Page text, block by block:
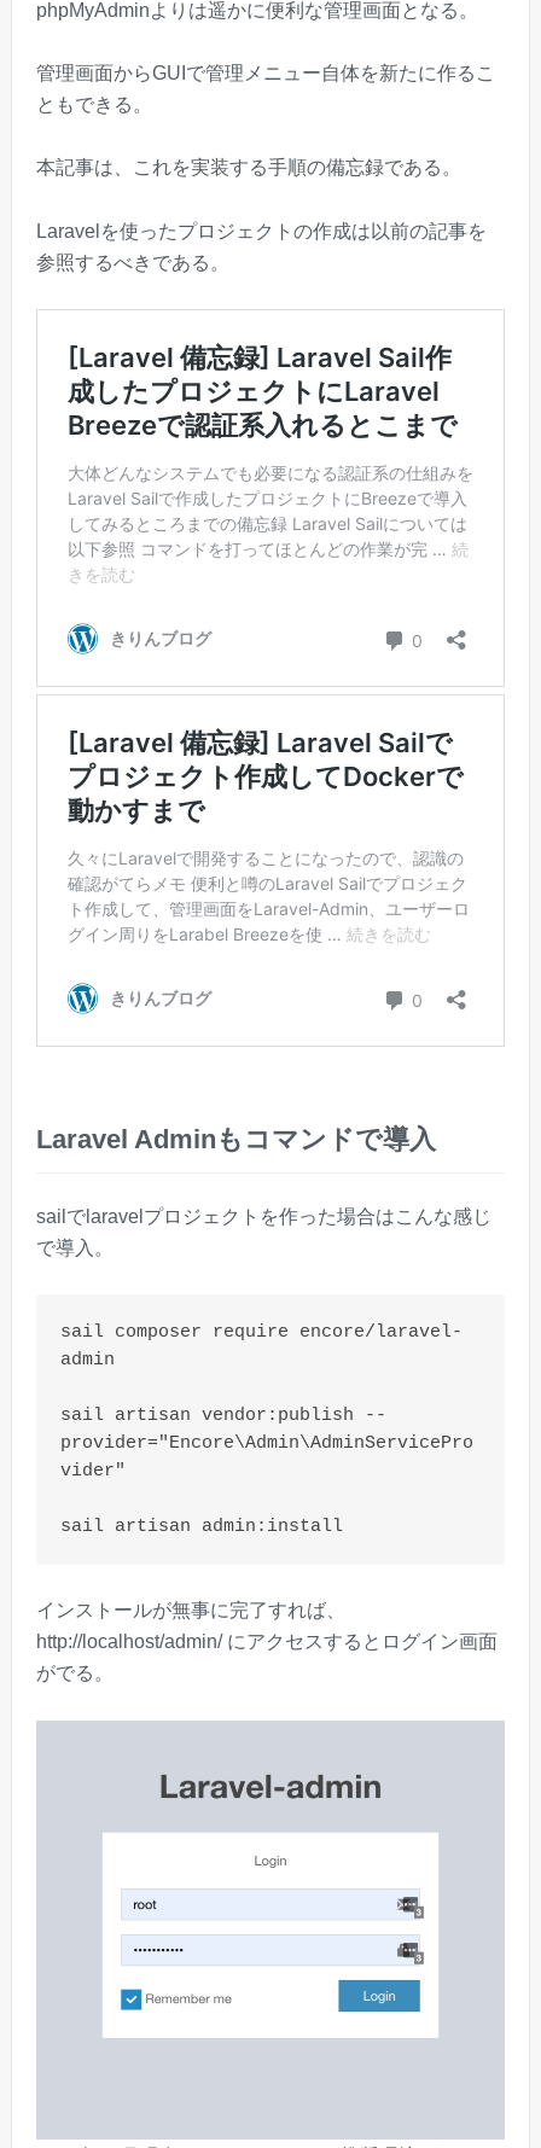
phpMyAdminよりは遥かに便利な管理画面となる。
管理画面からGUIで管理メニュー自体を新たに作るこ
ともできる。
本記事は、これを実装する手順の備忘録である。
Laravelを使ったプロジェクトの作成は以前の記事を
参照するべきである。
Laravel Adminもコマンドで導入
sailでlaravelプロジェクトを作った場合はこんな感じ
で導入。
sail composer require encore/laravel-
admin
sail artisan vendor:publish --
provider="Encore\Admin\AdminServicePro
vider"
sail artisan admin:install
インストールが無事に完了すれば、
http://localhost/admin/ にアクセスするとログイン画面
がでる。